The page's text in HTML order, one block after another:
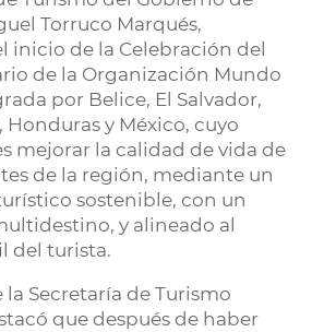
Torruco Marqués,
inicio de la Celebración del
de la Organización Mundo
por Belice, El Salvador,
Honduras y México, cuyo
mejorar la calidad de vida de
de la región, mediante un
sostenible, con un
y alineado al
del turista.
la Secretaría de Turismo
que después de haber